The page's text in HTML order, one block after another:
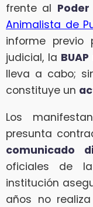
frente al
Animalista de
informe previo
judicial, la BUAP
lleva a cabo;
constituye un
Los
presunta
comunicado
oficiales de
institución
años no realiza